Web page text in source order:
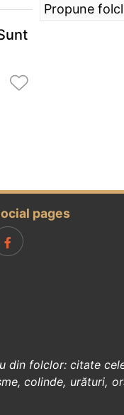
Propune
pages
din folclor: citate
,colinde, urături,